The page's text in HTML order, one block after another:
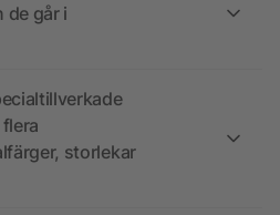
de går i
storlekar